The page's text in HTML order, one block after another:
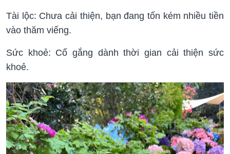
Tài lộc: Chưa cải thiện, bạn đang tốn kém nhiều tiền
vào thăm viếng.
Sức khoẻ: Cố gắng dành thời gian cải thiện sức
khoẻ.